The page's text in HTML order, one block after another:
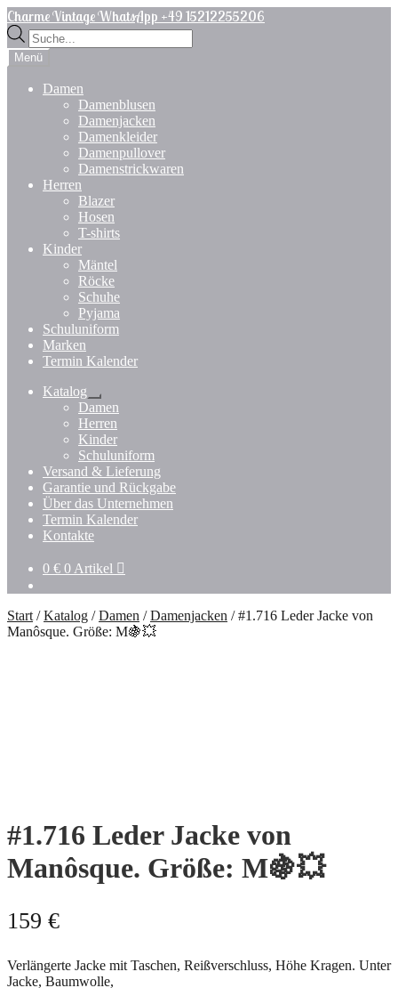
Zur
Navigation
springen
Zum
Inhalt
springen
Charme Vintage WhatsApp +49 15212255206
Products
search
Menü
Damen
Damenblusen
Damenjacken
Damenkleider
Damenpullover
Damenstrickwaren
Herren
Blazer
Hosen
T-shirts
Kinder
Mäntel
Röcke
Schuhe
Pyjama
Schuluniform
Marken
Termin Kalender
Katalog
Untermenü
öffnen
Damen
Herren
Kinder
Schuluniform
Versand & Lieferung
Garantie und Rückgabe
Über das Unternehmen
Termin Kalender
Kontakte
0 € 0 Artikel
Start /Katalog /Damen /Damenjacken /#1.716 Leder Jacke von
Manôsque. Größe: M🍇💥
#1.716 Leder Jacke von
Manôsque. Größe: M🍇💥
159 €
Verlängerte Jacke mit Taschen, Reißverschluss, Höhe Kragen. Unter
Jacke, Baumwolle,